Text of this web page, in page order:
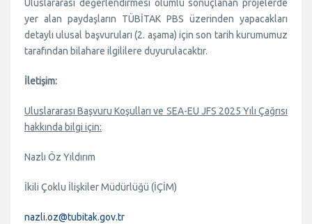
Uluslararası değerlendirmesi olumlu sonuçlanan projelerde
yer alan paydaşların TÜBİTAK PBS üzerinden yapacakları
detaylı ulusal başvuruları (2. aşama) için son tarih kurumumuz
tarafından bilahare ilgililere duyurulacaktır.
İletişim:
Uluslararası Başvuru Koşulları ve SEA-EU JFS 2025 Yılı Çağrısı
hakkında bilgi için:
Nazlı Öz Yıldırım
İkili Çoklu İlişkiler Müdürlüğü (İÇİM)
nazli.oz@tubitak.gov.tr